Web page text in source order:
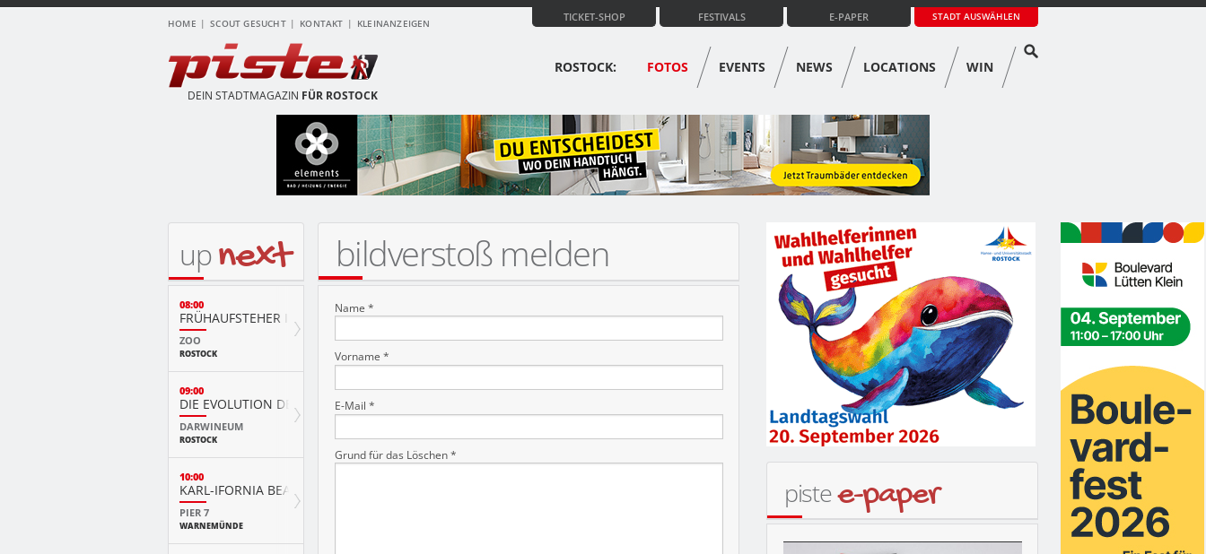
HOME SCOUT GESUCHT KONTAKT KLEINANZEIGEN
STADT AUSWÄHLEN
E-PAPER
FESTIVALS
TICKET-SHOP
DEIN STADTMAGAZIN FÜR ROSTOCK
ROSTOCK: FOTOS EVENTS NEWS LOCATIONS WIN
bildverstoß melden
Name *
Vorname *
E-Mail *
Grund für das Löschen *
upnext
08:00
FRÜHAUFSTEHER IM ZOO
ZOO
ROSTOCK
09:00
DIE EVOLUTION DER TIERE MIT PLAYMOBIL
DARWINEUM
ROSTOCK
10:00
KARL-IFORNIA BEACH SANDWELTEN
PIER 7
WARNEMÜNDE
pistee-paper